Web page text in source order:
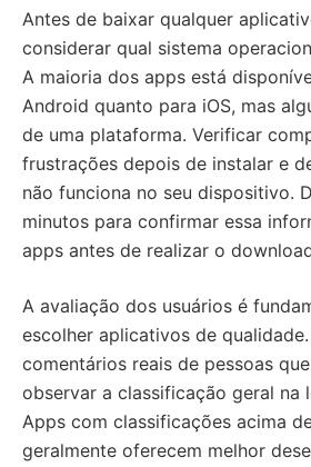
Antes de baixar qualquer
considerar qual sistema
A maioria dos apps está
Android quanto para iOS, mas
de uma plataforma. Verificar
frustrações depois de instalar e
não funciona no seu dispositivo.
minutos para confirmar essa
apps antes de realizar o
A avaliação dos usuários é
escolher aplicativos de
comentários reais de pessoas
observar a classificação geral na
Apps com classificações acima
geralmente oferecem melhor